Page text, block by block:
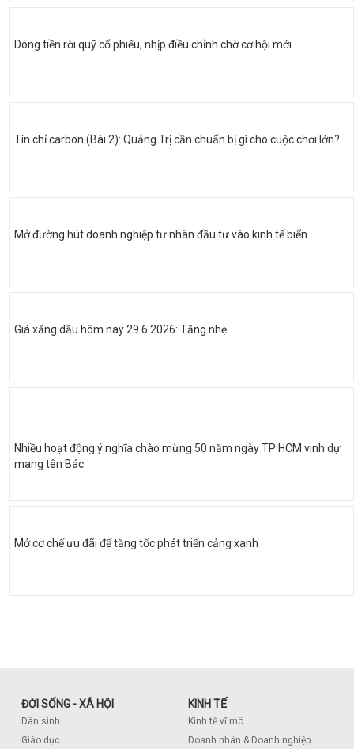
Dòng tiền rời quỹ cổ phiếu, nhịp điều chỉnh chờ cơ hội mới
Tín chỉ carbon (Bài 2): Quảng Trị cần chuẩn bị gì cho cuộc chơi lớn?
Mở đường hút doanh nghiệp tư nhân đầu tư vào kinh tế biển
Giá xăng dầu hôm nay 29.6.2026: Tăng nhẹ
Nhiều hoạt động ý nghĩa chào mừng 50 năm ngày TP HCM vinh dự
mang tên Bác
Mở cơ chế ưu đãi để tăng tốc phát triển cảng xanh
ĐỜI SỐNG - XÃ HỘI
Dân sinh
Giáo dục
KINH TẾ
Kinh tế vĩ mô
Doanh nhân & Doanh nghiệp